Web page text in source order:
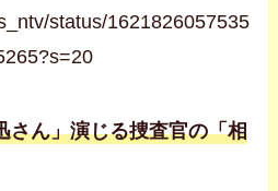
status/1621826057535
さん」演じる捜査官の「相